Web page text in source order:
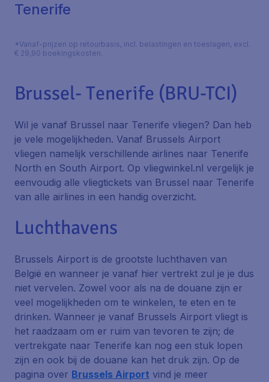
Tenerife
*Vanaf-prijzen op retourbasis, incl. belastingen en toeslagen, excl.
€ 29,90 boekingskosten.
Brussel- Tenerife (BRU-TCI)
Wil je vanaf Brussel naar Tenerife vliegen? Dan heb
je vele mogelijkheden. Vanaf Brussels Airport
vliegen namelijk verschillende airlines naar Tenerife
North en South Airport. Op vliegwinkel.nl vergelijk je
eenvoudig alle vliegtickets van Brussel naar Tenerife
van alle airlines in een handig overzicht.
Luchthavens
Brussels Airport is de grootste luchthaven van
België en wanneer je vanaf hier vertrekt zul je je dus
niet vervelen. Zowel voor als na de douane zijn er
veel mogelijkheden om te winkelen, te eten en te
drinken. Wanneer je vanaf Brussels Airport vliegt is
het raadzaam om er ruim van tevoren te zijn; de
vertrekgate naar Tenerife kan nog een stuk lopen
zijn en ook bij de douane kan het druk zijn. Op de
pagina over Brussels Airport vind je meer